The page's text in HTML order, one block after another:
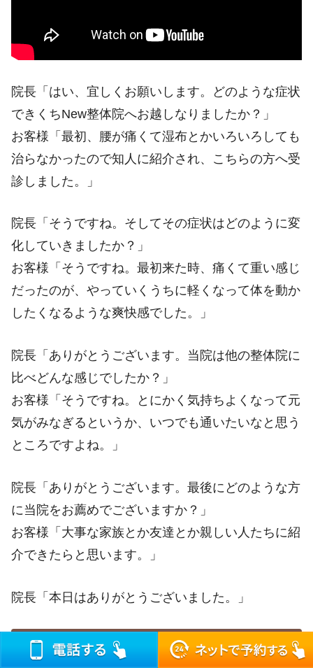
院長「はい、宜しくお願いします。どのような症状
できくちNew整体院へお越しなりましたか？」
お客様「最初、腰が痛くて湿布とかいろいろしても
治らなかったので知人に紹介され、こちらの方へ受
診しました。」
院長「そうですね。そしてその症状はどのように変
化していきましたか？」
お客様「そうですね。最初来た時、痛くて重い感じ
だったのが、やっていくうちに軽くなって体を動か
したくなるような爽快感でした。」
院長「ありがとうございます。当院は他の整体院に
比べどんな感じでしたか？」
お客様「そうですね。とにかく気持ちよくなって元
気がみなぎるというか、いつでも通いたいなと思う
ところですよね。」
院長「ありがとうございます。最後にどのような方
に当院をお薦めでございますか？」
お客様「大事な家族とか友達とか親しい人たちに紹
介できたらと思います。」
院長「本日はありがとうございました。」
全身が楽になりました